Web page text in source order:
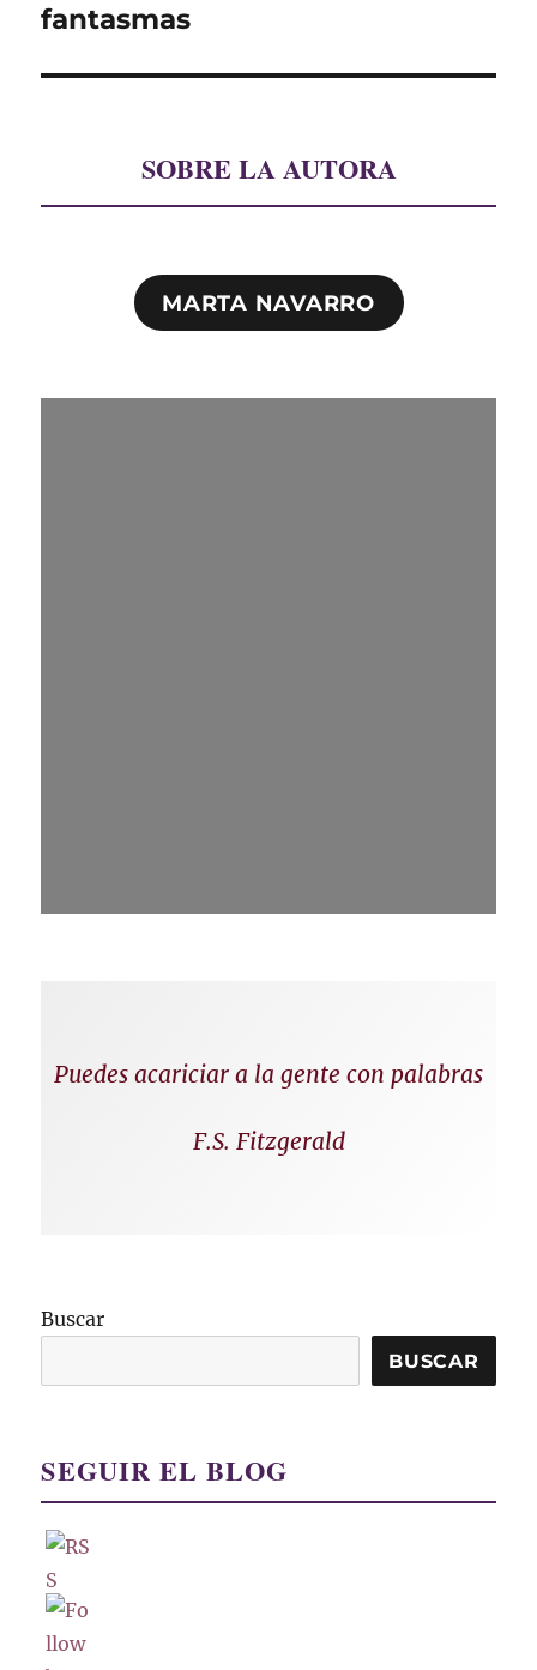
siguiente:
fantasmas
SOBRE LA AUTORA
MARTA NAVARRO
Puedes acariciar a la gente con palabras
F.S. Fitzgerald
Buscar
BUSCAR
SEGUIR EL BLOG